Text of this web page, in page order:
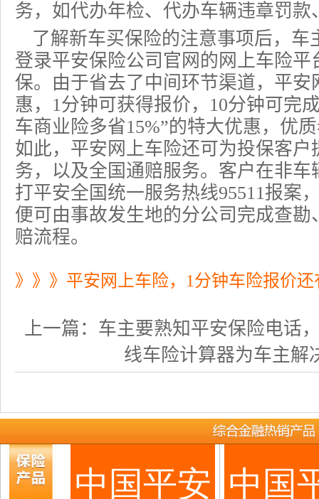
务，如代办年检、代办车辆违章罚
了解新车买保险的注意事项后，车
登录平安保险公司官网的网上车险平
保。由于省去了中间环节渠道，平
惠，1分钟可获得报价，10分钟可完
车商业险多省15%”的特大优惠，优
如此，平安网上车险还可为投保客
务，以及全国通赔服务。客户在非
打平安全国统一服务热线95511报案
便可由事故发生地的分公司完成查
赔流程。
》》》平安网上车险，1分钟车险报价
上一篇： 车主要熟知平安保险电话
线车险计算器为车主解